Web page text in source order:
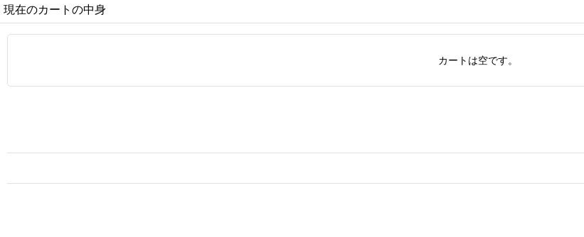
現在のカートの中身
カートは空です。